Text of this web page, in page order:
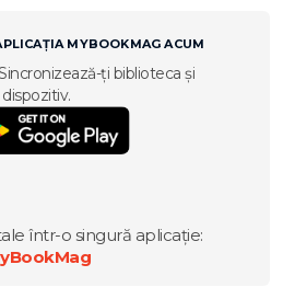
MYBOOKMAG ACUM
ți biblioteca și
într-o singură aplicație: